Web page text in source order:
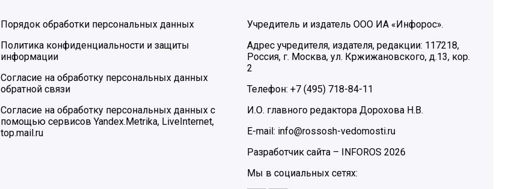
Порядок обработки персональных данных
Политика конфиденциальности и защиты
информации
Согласие на обработку персональных данных
обратной связи
Согласие на обработку персональных данных с
помощью сервисов Yandex.Metrika, LiveInternet,
top.mail.ru
Учредитель и издатель ООО ИА «Инфорос».
Адрес учредителя, издателя, редакции: 117218,
Россия, г. Москва, ул. Кржижановского, д.13, кор.
2
Телефон: +7 (495) 718-84-11
И.О. главного редактора Дорохова Н.В.
E-mail: info@rossosh-vedomosti.ru
Разработчик сайта –
INFOROS 2026
Мы в социальных сетях: